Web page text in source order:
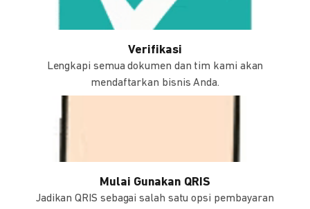
Verifikasi
Lengkapi semua dokumen dan tim kami akan
mendaftarkan bisnis Anda.
Mulai Gunakan QRIS
Jadikan QRIS sebagai salah satu opsi pembayaran